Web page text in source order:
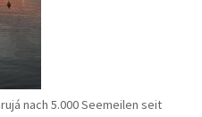
nach 5.000 Seemeilen seit